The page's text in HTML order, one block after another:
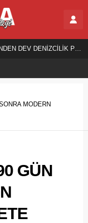
DEV DENİZCİLİK PROJESİ!
MODERN
GÜN